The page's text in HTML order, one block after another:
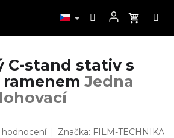
C-stand stativ s
ramenemJedna
hodnocení Značka: FILM-TECHNIKA